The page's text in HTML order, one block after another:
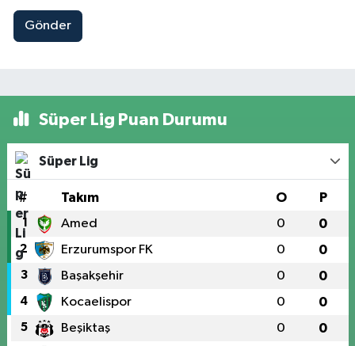
Gönder
Süper Lig Puan Durumu
Süper Lig
# Takım O P
1 Amed 0 0
2 Erzurumspor FK 0 0
3 Başakşehir 0 0
4 Kocaelispor 0 0
5 Beşiktaş 0 0